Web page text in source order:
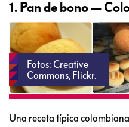
1. Pan de bono —
Fotos: Creative
Commons, Flickr.
Una receta típica